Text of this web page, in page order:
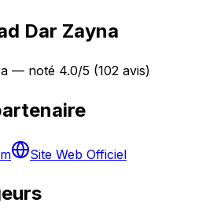
Dar Zayna
— noté 4.0/5 (102 avis)
Site Web Officiel